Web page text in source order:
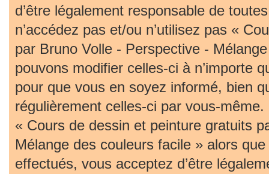
d’être légalement responsable de
n’accédez pas et/ou n’utilisez pas «
par Bruno Volle - Perspective -
pouvons modifier celles-ci à n’importe
pour que vous en soyez informé, bien
régulièrement celles-ci par vous-même.
« Cours de dessin et peinture gratuits
Mélange des couleurs facile » alors
effectués, vous acceptez d’être